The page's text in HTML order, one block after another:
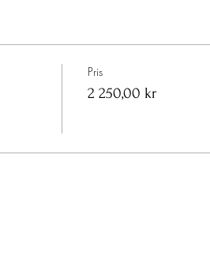
Pris
2 250,00 kr